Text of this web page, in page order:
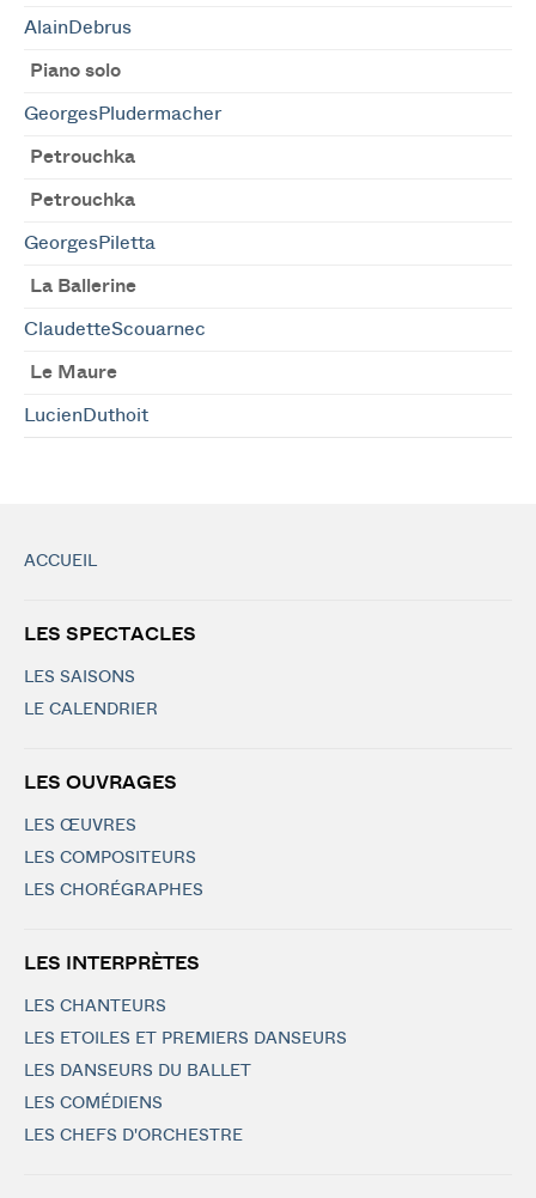
AlainDebrus
Piano solo
GeorgesPludermacher
Petrouchka
Petrouchka
GeorgesPiletta
La Ballerine
ClaudetteScouarnec
Le Maure
LucienDuthoit
ACCUEIL
LES SPECTACLES
LES SAISONS
LE CALENDRIER
LES OUVRAGES
LES ŒUVRES
LES COMPOSITEURS
LES CHORÉGRAPHES
LES INTERPRÈTES
LES CHANTEURS
LES ETOILES ET PREMIERS DANSEURS
LES DANSEURS DU BALLET
LES COMÉDIENS
LES CHEFS D'ORCHESTRE